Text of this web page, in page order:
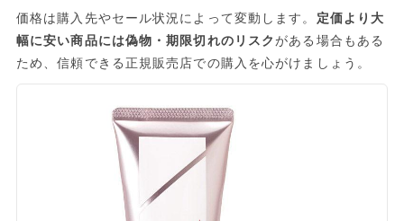
価格は購入先やセール状況によって変動します。 定価より大
幅に安い商品には偽物・期限切れのリスクがある場合もある
ため、信頼できる正規販売店での購入を心がけましょう。